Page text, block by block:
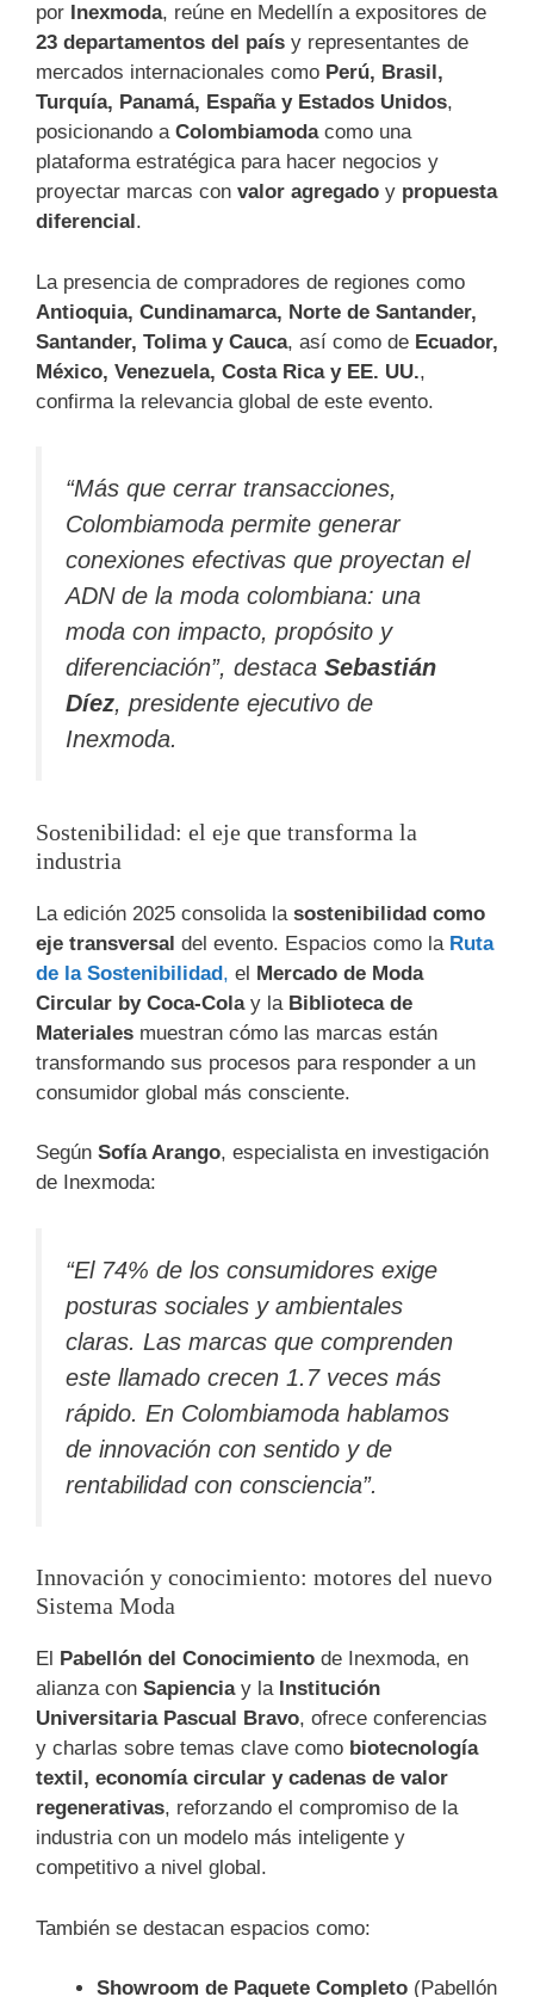
por Inexmoda, reúne en Medellín a expositores de
23 departamentos del país y representantes de
mercados internacionales como Perú, Brasil,
Turquía, Panamá, España y Estados Unidos,
posicionando a Colombiamodacomo una
plataforma estratégica para hacer negocios y
proyectar marcas con valor agregado y propuesta
diferencial.
La presencia de compradores de regiones como
Antioquia, Cundinamarca, Norte de Santander,
Santander, Tolima y Cauca, así como de Ecuador,
México, Venezuela, Costa Rica y EE. UU.,
confirma la relevancia global de este evento.
“Más que cerrar transacciones,
Colombiamoda permite generar
conexiones efectivas que proyectan el
ADN de la moda colombiana: una
moda con impacto, propósito y
diferenciación”, destaca Sebastián
Díez, presidente ejecutivo de
Inexmoda.
Sostenibilidad: el eje que transforma la
industria
La edición 2025 consolida la sostenibilidad como
eje transversal del evento. Espacios como la Ruta
de la Sostenibilidad, el Mercado de Moda
Circular by Coca-Colay la Biblioteca de
Materiales muestran cómo las marcas están
transformando sus procesos para responder a un
consumidor global más consciente.
Según Sofía Arango, especialista en investigación
de Inexmoda:
“El 74% de los consumidores exige
posturas sociales y ambientales
claras. Las marcas que comprenden
este llamado crecen 1.7 veces más
rápido. En Colombiamoda hablamos
de innovación con sentido y de
rentabilidad con consciencia”.
Innovación y conocimiento: motores del nuevo
Sistema Moda
El Pabellón del Conocimiento de Inexmoda, en
alianza con Sapienciay la Institución
Universitaria Pascual Bravo, ofrece conferencias
y charlas sobre temas clave como biotecnología
textil, economía circular y cadenas de valor
regenerativas, reforzando el compromiso de la
industria con un modelo más inteligente y
competitivo a nivel global.
También se destacan espacios como:
Showroom de Paquete Completo (Pabellón